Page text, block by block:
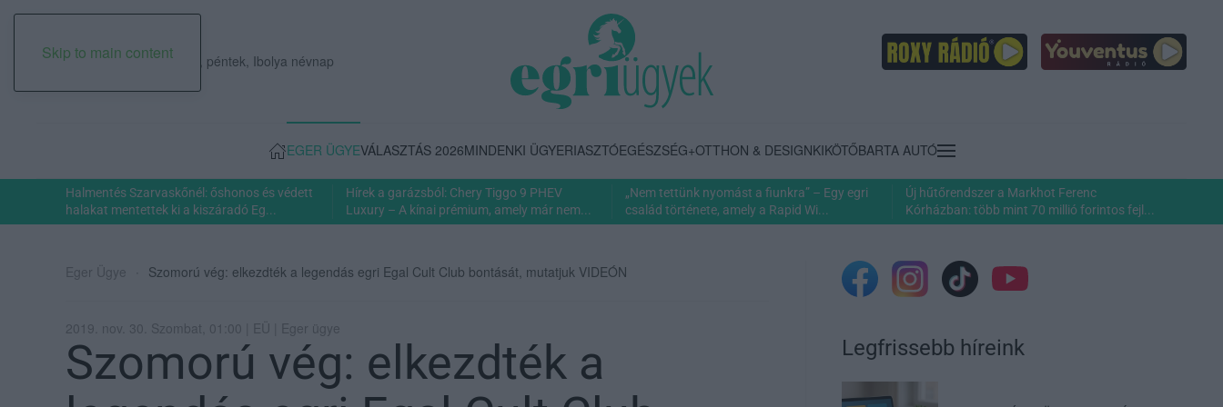
Skip to main content
2026. augusztus 07., péntek, Ibolya névnap
EGER ÜGYEVÁLASZTÁS 2026MINDENKI ÜGYERIASZTÓEGÉSZSÉG+OTTHON & DESIGNKIKÖTŐBARTA AUTÓ
Halmentés Szarvaskőnél: őshonos és védett
halakat mentettek ki a kiszáradó Eg...
Hírek a garázsból: Chery Tiggo 9 PHEV
Luxury – A kínai prémium, amely már nem...
„Nem tettünk nyomást a fiunkra” – Egy egri
család története, amely a Rapid Wi...
Új hűtőrendszer a Markhot Ferenc
Kórházban: több mint 70 millió forintos fejl...
Eger Ügye Szomorú vég: elkezdték a legendás egri Egal Cult Club bontását, mutatjuk VIDEÓN
2019. nov. 30. Szombat, 01:00 | EÜ | Eger ügye
Szomorú vég: elkezdték a
Legfrissebb híreink